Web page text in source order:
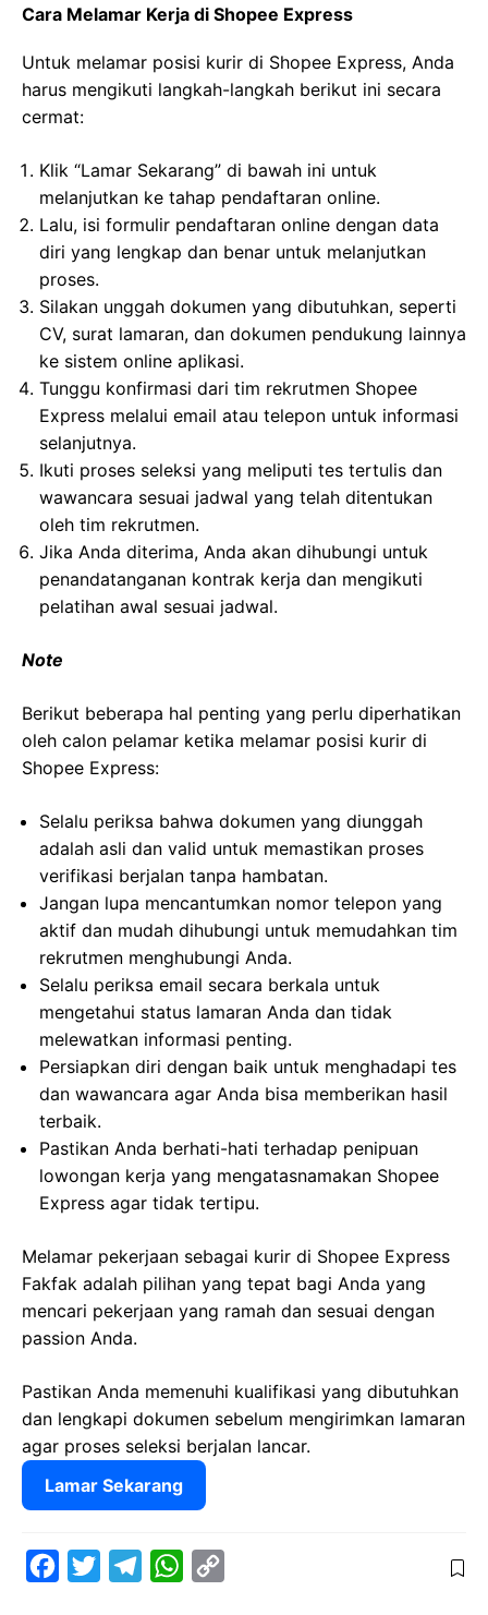
Cara Melamar Kerja di Shopee Express
Untuk melamar posisi kurir di Shopee Express, Anda
harus mengikuti langkah-langkah berikut ini secara
cermat:
Klik “Lamar Sekarang” di bawah ini untuk
melanjutkan ke tahap pendaftaran online.
Lalu, isi formulir pendaftaran online dengan data
diri yang lengkap dan benar untuk melanjutkan
proses.
Silakan unggah dokumen yang dibutuhkan, seperti
CV, surat lamaran, dan dokumen pendukung lainnya
ke sistem online aplikasi.
Tunggu konfirmasi dari tim rekrutmen Shopee
Express melalui email atau telepon untuk informasi
selanjutnya.
Ikuti proses seleksi yang meliputi tes tertulis dan
wawancara sesuai jadwal yang telah ditentukan
oleh tim rekrutmen.
Jika Anda diterima, Anda akan dihubungi untuk
penandatanganan kontrak kerja dan mengikuti
pelatihan awal sesuai jadwal.
Note
Berikut beberapa hal penting yang perlu diperhatikan
oleh calon pelamar ketika melamar posisi kurir di
Shopee Express:
Selalu periksa bahwa dokumen yang diunggah
adalah asli dan valid untuk memastikan proses
verifikasi berjalan tanpa hambatan.
Jangan lupa mencantumkan nomor telepon yang
aktif dan mudah dihubungi untuk memudahkan tim
rekrutmen menghubungi Anda.
Selalu periksa email secara berkala untuk
mengetahui status lamaran Anda dan tidak
melewatkan informasi penting.
Persiapkan diri dengan baik untuk menghadapi tes
dan wawancara agar Anda bisa memberikan hasil
terbaik.
Pastikan Anda berhati-hati terhadap penipuan
lowongan kerja yang mengatasnamakan Shopee
Express agar tidak tertipu.
Melamar pekerjaan sebagai kurir di Shopee Express
Fakfak adalah pilihan yang tepat bagi Anda yang
mencari pekerjaan yang ramah dan sesuai dengan
passion Anda.
Pastikan Anda memenuhi kualifikasi yang dibutuhkan
dan lengkapi dokumen sebelum mengirimkan lamaran
agar proses seleksi berjalan lancar.
Lamar Sekarang
W